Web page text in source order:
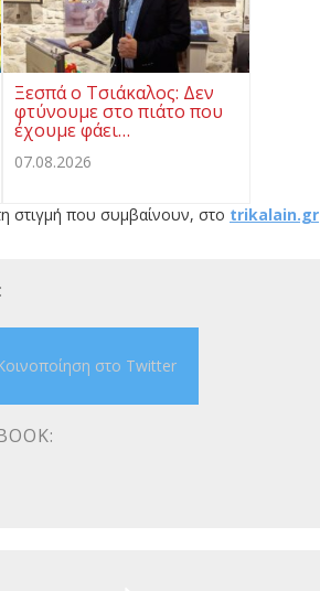
Ξεσπά ο Τσιάκαλος: Δεν
φτύνουμε στο πιάτο που
έχουμε φάει…
07.08.2026
στιγμή που συμβαίνουν, στο trikalain.gr
στο Twitter